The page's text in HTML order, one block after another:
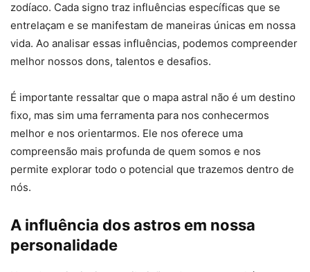
zodíaco. Cada signo traz influências específicas que se
entrelaçam e se manifestam de maneiras únicas em nossa
vida. Ao analisar essas influências, podemos compreender
melhor nossos dons, talentos e desafios.
É importante ressaltar que o mapa astral não é um destino
fixo, mas sim uma ferramenta para nos conhecermos
melhor e nos orientarmos. Ele nos oferece uma
compreensão mais profunda de quem somos e nos
permite explorar todo o potencial que trazemos dentro de
nós.
A influência dos astros em nossa
personalidade